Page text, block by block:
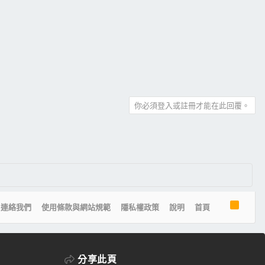
你必須登入或註冊才能在此回覆。
連絡我們 使用條款與網站規範 隱私權政策 說明 首頁
分享此頁